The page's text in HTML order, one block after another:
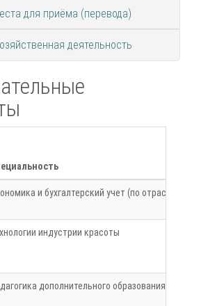
для приёма (перевода)
деятельность
и бухгалтерский учет (по отраслям)
индустрии красоты
дополнительного образования